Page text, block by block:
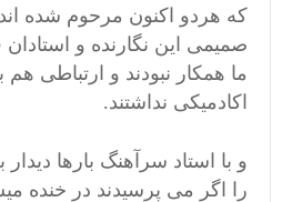
که هردو اکنون مرحوم شده
صمیمی این نگارنده و استادان
ما همکار نبودند و ارتباطی
اکادمیکی نداشتند.
و با استاد سرآهنگ بارها
را اگر می پرسیدند در خنده